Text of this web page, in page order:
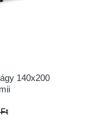
140x200